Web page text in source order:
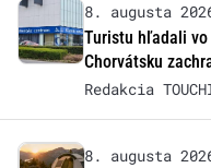
8. augusta
Turistu hľadali
Chorvátsku
Redakcia
8. augusta